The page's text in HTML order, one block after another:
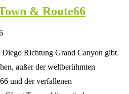
& Route66
Richtung Grand Canyon gibt
außer der weltberühmten
und der verfallenen